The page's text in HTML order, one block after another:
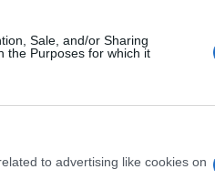
Sale, and/or Sharing
the Purposes for which it
to advertising like cookies on
fin de semana, del 23 al 25 de
nacional...
50.000 euros al
la Comunidad